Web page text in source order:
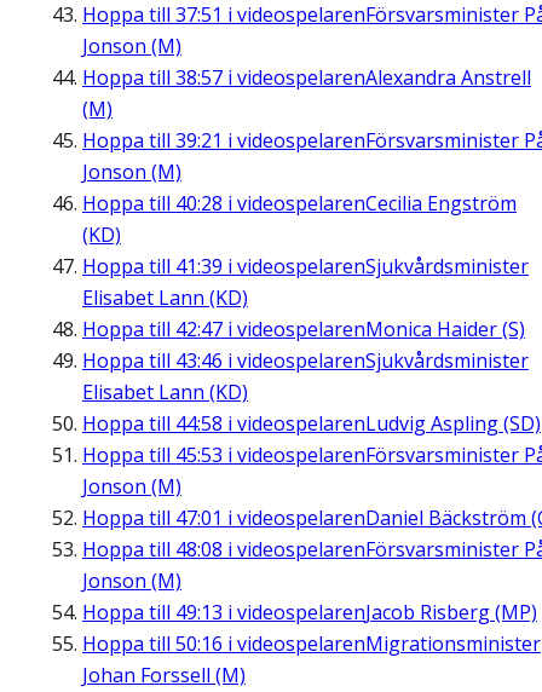
Hoppa till 37:51 i videospelarenFörsvarsminister
Jonson (M)
Hoppa till 38:57 i videospelarenAlexandra Anstrell
(M)
Hoppa till 39:21 i videospelarenFörsvarsminister
Jonson (M)
Hoppa till 40:28 i videospelarenCecilia Engström
(KD)
Hoppa till 41:39 i videospelarenSjukvårdsminister
Elisabet Lann (KD)
Hoppa till 42:47 i videospelarenMonica Haider (S)
Hoppa till 43:46 i videospelarenSjukvårdsminister
Elisabet Lann (KD)
Hoppa till 44:58 i videospelarenLudvig Aspling (SD)
Hoppa till 45:53 i videospelarenFörsvarsminister
Jonson (M)
Hoppa till 47:01 i videospelarenDaniel Bäckström
Hoppa till 48:08 i videospelarenFörsvarsminister
Jonson (M)
Hoppa till 49:13 i videospelarenJacob Risberg (MP)
Hoppa till 50:16 i videospelarenMigrationsminister
Johan Forssell (M)